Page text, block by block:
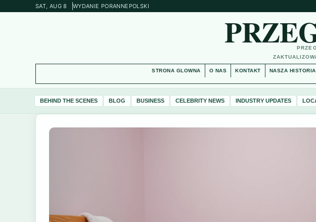
SAT, AUG 8 WYDANIE PORANNE POLSKI
STRONA GLOWNA O NAS KONTAKT NASZA HISTORIA
BEHIND THE SCENES BLOG BUSINESS CELEBRITY NEWS INDUSTRY UPDATES